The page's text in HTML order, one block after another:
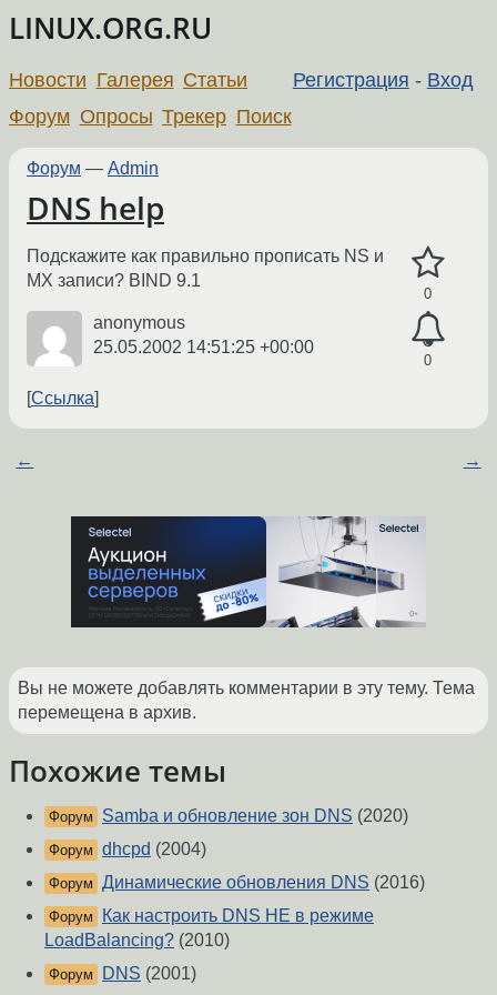
LINUX.ORG.RU
Регистрация - Вход
Новости Галерея Статьи
Форум Опросы Трекер Поиск
Форум — Admin
DNS help
0
0
Подскажите как правильно прописать NS и
MX записи? BIND 9.1
anonymous
25.05.2002 14:51:25 +00:00
Ссылка
← →
Вы не можете добавлять комментарии в эту тему. Тема
перемещена в архив.
Похожие темы
Форум Samba и обновление зон DNS (2020)
Форум dhcpd (2004)
Форум Динамические обновления DNS (2016)
Форум
Как настроить DNS НЕ в режиме
LoadBalancing? (2010)
Форум DNS (2001)